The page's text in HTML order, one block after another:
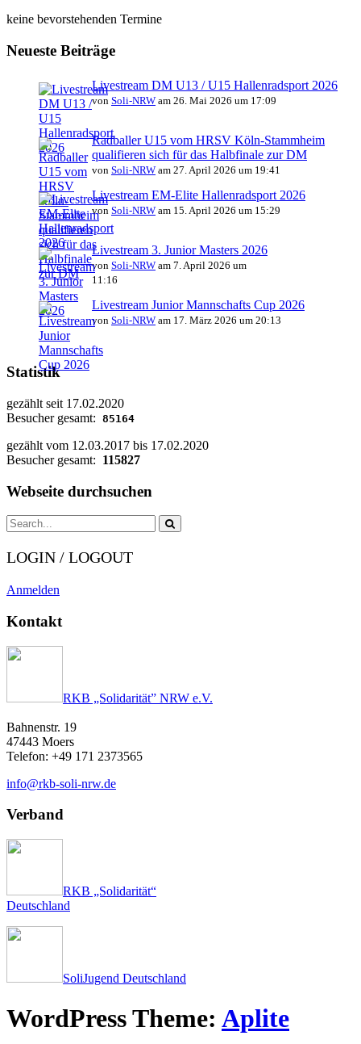
keine bevorstehenden Termine
Neueste Beiträge
Livestream DM U13 / U15 Hallenradsport 2026
von Soli-NRW am 26. Mai 2026 um 17:09
Radballer U15 vom HRSV Köln-Stammheim
qualifieren sich für das Halbfinale zur DM
von Soli-NRW am 27. April 2026 um 19:41
Livestream EM-Elite Hallenradsport 2026
von Soli-NRW am 15. April 2026 um 15:29
Livestream 3. Junior Masters 2026
von Soli-NRW am 7. April 2026 um
11:16
Livestream Junior Mannschafts Cup 2026
von Soli-NRW am 17. März 2026 um 20:13
Statistik
gezählt seit 17.02.2020
Besucher gesamt: 85164
gezählt vom 12.03.2017 bis 17.02.2020
Besucher gesamt: 115827
Webseite durchsuchen
LOGIN / LOGOUT
Anmelden
Kontakt
RKB „Solidarität” NRW e.V.
Bahnenstr. 19
47443 Moers
Telefon: +49 171 2373565
info@rkb-soli-nrw.de
Verband
RKB „Solidarität“
Deutschland
SoliJugend Deutschland
WordPress Theme: Aplite